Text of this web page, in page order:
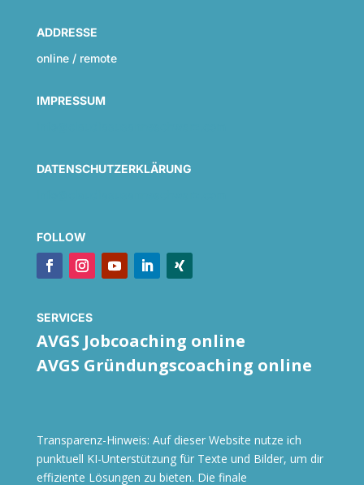
ADDRESSE
online / remote
IMPRESSUM
DATENSCHUTZERKLÄRUNG
FOLLOW
SERVICES
AVGS Jobcoaching online
AVGS Gründungscoaching online
Transparenz-Hinweis: Auf dieser Website nutze ich
punktuell KI-Unterstützung für Texte und Bilder, um dir
effiziente Lösungen zu bieten. Die finale